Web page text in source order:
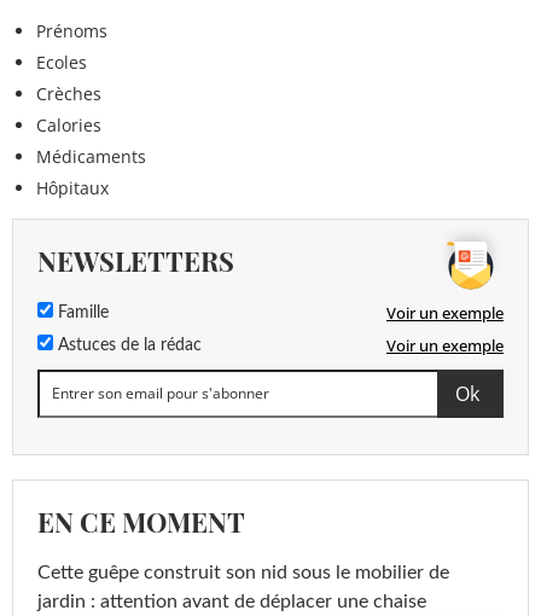
Prénoms
Ecoles
Crèches
Calories
Médicaments
Hôpitaux
NEWSLETTERS
Famille Voir un exemple
Astuces de la rédac Voir un exemple
EN CE MOMENT
Cette guêpe construit son nid sous le mobilier de
jardin : attention avant de déplacer une chaise